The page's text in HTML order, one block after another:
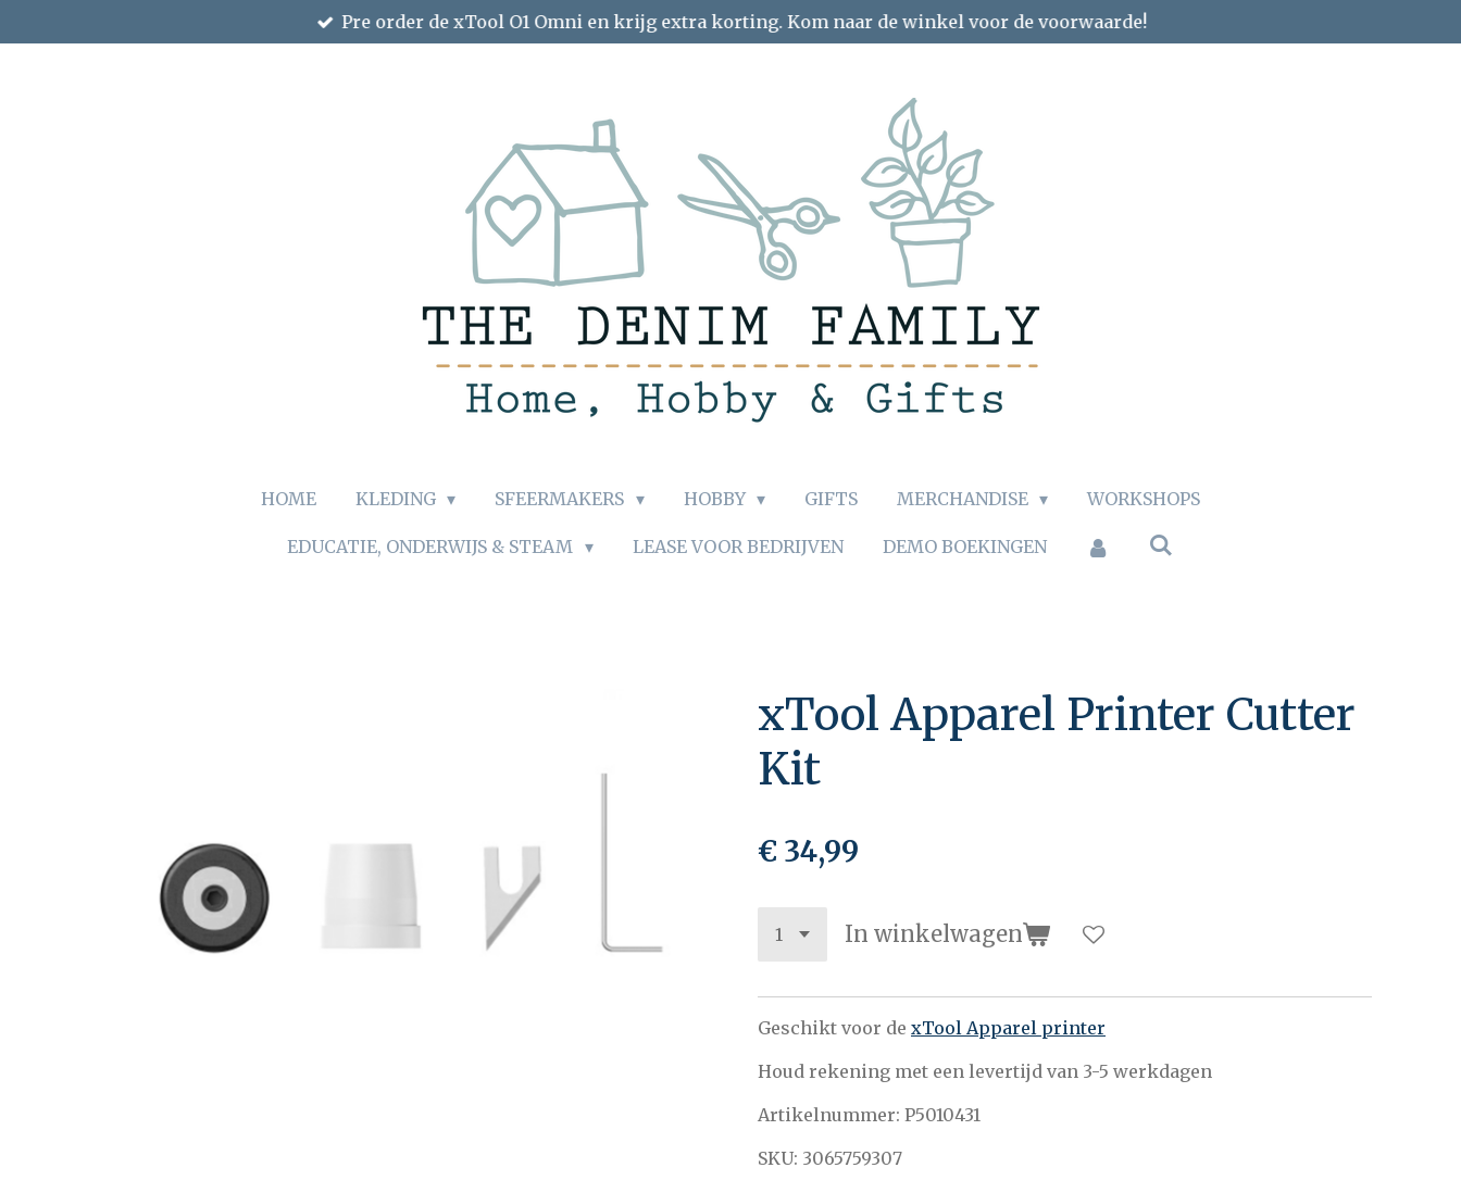
direct
Pre order de xTool O1 Omni en krijg extra korting. Kom naar de winkel voor de voorwaarde!
HOME KLEDING SFEERMAKERS HOBBY GIFTS MERCHANDISE WORKSHOPS
EDUCATIE, ONDERWIJS & STEAM LEASE VOOR BEDRIJVEN DEMO BOEKINGEN
xTool Apparel Printer Cutter
Kit
€ 34,99
In winkelwagen
Geschikt voor de xTool Apparel printer
Houd rekening met een levertijd van 3-5 werkdagen
Artikelnummer: P5010431
SKU: 3065759307